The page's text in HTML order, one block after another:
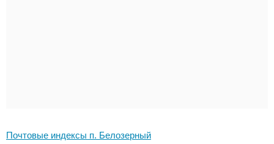
Почтовые индексы п. Белозерный